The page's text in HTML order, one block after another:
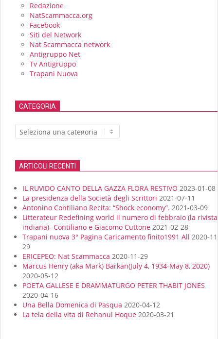
Redazione
NatScammacca.org
Facebook
Siti del Network
Nat Scammacca network
Antigruppo Net
Tv Antigruppo
Trapani Nuova
CATEGORIA
Categoria
ARTICOLI RECENTI
IL RUVIDO CANTO DELLA GAZZA FLORA RESTIVO 2023-01-08
La presidenza della Società degli Scrittori 2021-07-11
Antonino Contiliano Recita: “Shock economy”. 2021-03-09
Litterateur Redefining world il numero di febbraio (la rivista
indiana)- Contiliano e Giacomo Cuttone 2021-02-28
Trapani nuova 3° Pagina Caricamento finito1991 All 2020-
29
ERICEPEO: Nat Scammacca 2020-11-29
Marcus Henry (aka Mark) Barkan(July 4, 1934-May 8, 2020)
2020-05-12
POETA GALLESE E DRAMMATURGO PETER THABIT JONES
2020-04-16
Una Bella Domenica di Pasqua 2020-04-12
La tela della vita di Rehanul Hoque 2020-03-21